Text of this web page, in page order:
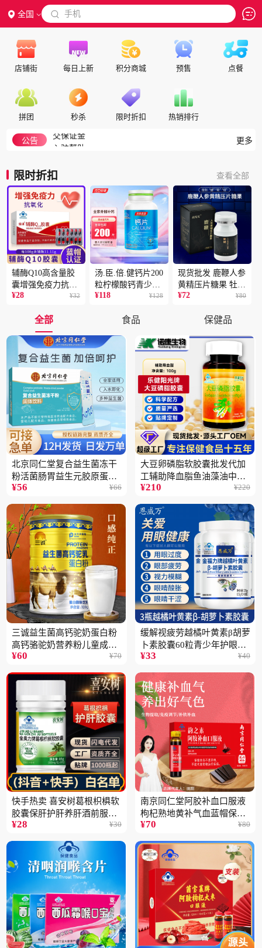
全国  手机
店铺街 每日上新 积分商城 预售 点餐
拼团 秒杀 限时折扣 热销排行
公告
隐私政策
代理合作
入驻帮助
积分兑换说明
如何搜索
更多
限时折扣 查看全部
辅酶Q10高含量胶
囊增强免疫力抗氧
化蓝帽保健食品批
¥28 ¥32
汤.臣.倍.健钙片200
粒柠檬酸钙青少年
成人补钙骨骼健康
¥118 ¥128
现货批发 鹿鞭人参
黄精压片糖果 牡蛎
片 男性片剂人参黄
¥72 ¥80
全部 食品 保健品
北京同仁堂复合益生菌冻干
粉活菌肠胃益生元胶原蛋白
固体饮料批发3件
¥56 ¥66
大豆卵磷脂软胶囊批发代加
工辅助降血脂鱼油藻油中老
年蓝帽保健品5瓶
¥210 ¥220
三诚益生菌高钙驼奶蛋白粉
高钙骆驼奶营养粉儿童成人
中老年高蛋白4桶
¥60 ¥70
缓解视疲劳越橘叶黄素β胡萝
卜素胶囊60粒青少年护眼中
老年保健品一瓶
¥33 ¥40
快手热卖 喜安树葛根枳椇软
胶囊保肝护肝养肝酒前服用
保健品批发2瓶
¥28 ¥30
南京同仁堂阿胶补血口服液
枸杞熟地黄补气血蓝帽保健
品100ML
¥70 ¥80